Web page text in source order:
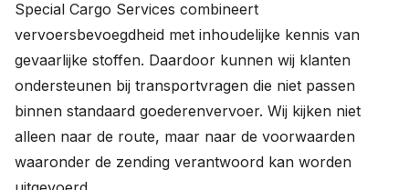
Special Cargo Services combineert
vervoersbevoegdheid met inhoudelijke kennis van
gevaarlijke stoffen. Daardoor kunnen wij klanten
ondersteunen bij transportvragen die niet passen
binnen standaard goederenvervoer. Wij kijken niet
alleen naar de route, maar naar de voorwaarden
waaronder de zending verantwoord kan worden